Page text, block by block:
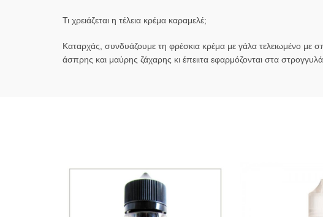
Τι χρειάζεται η τέλεια κρέμα καραμελέ;
Καταρχάς, συνδυάζουμε τη φρέσκια κρέμα με γάλα τελειωμένο
άσπρης και μαύρης ζάχαρης κι έπειιτα εφαρμόζονται στα